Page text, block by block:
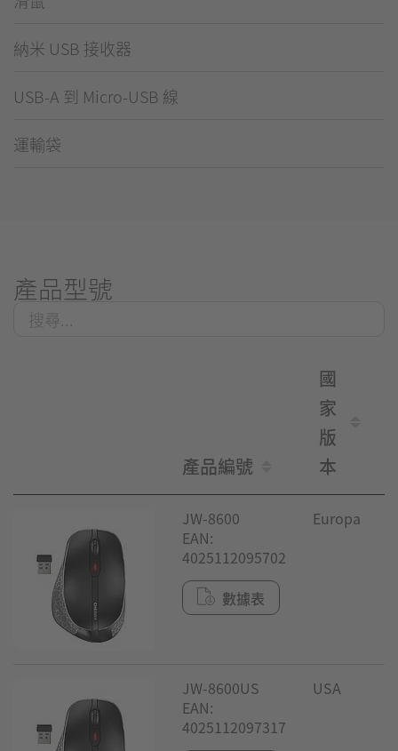
納米 USB 接收器
USB-A 到 Micro-USB 線
運輸袋
產品型號
產品編號
國
家
版
本
JW-8600
EAN:
4025112095702
數據表
Europa
JW-8600US
EAN:
4025112097317
USA